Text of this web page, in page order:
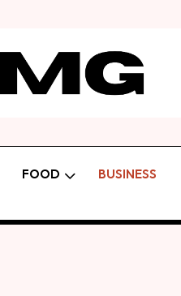
FOOD BUSINESS